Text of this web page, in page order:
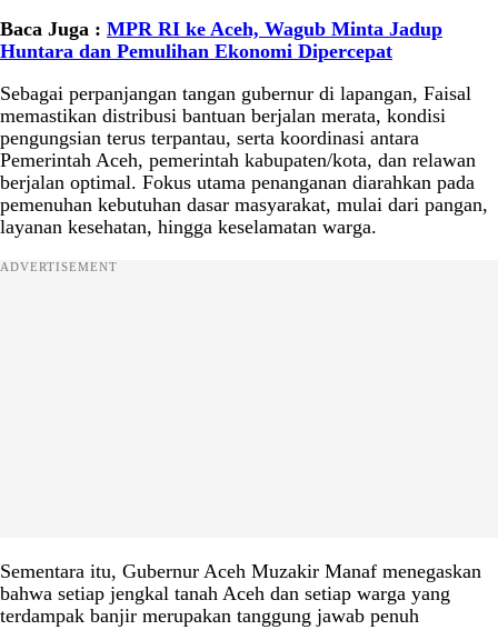
Baca Juga : MPR RI ke Aceh, Wagub Minta Jadup
Huntara dan Pemulihan Ekonomi Dipercepat
Sebagai perpanjangan tangan gubernur di lapangan, Faisal
memastikan distribusi bantuan berjalan merata, kondisi
pengungsian terus terpantau, serta koordinasi antara
Pemerintah Aceh, pemerintah kabupaten/kota, dan relawan
berjalan optimal. Fokus utama penanganan diarahkan pada
pemenuhan kebutuhan dasar masyarakat, mulai dari pangan,
layanan kesehatan, hingga keselamatan warga.
ADVERTISEMENT
Sementara itu, Gubernur Aceh Muzakir Manaf menegaskan
bahwa setiap jengkal tanah Aceh dan setiap warga yang
terdampak banjir merupakan tanggung jawab penuh